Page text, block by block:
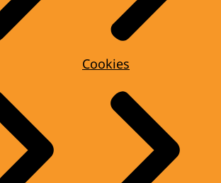
Cookies